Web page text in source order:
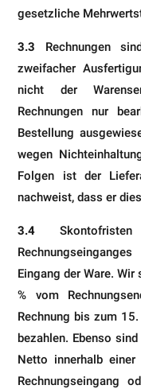
gesetzliche
3.3 Rechnungen
zweifacher
nicht der
Rechnungen nur
Bestellung
wegen
Folgen ist der
nachweist, dass er
3.4
Eingang der Ware.
% vom
Rechnung bis zum
bezahlen. Ebenso
Netto innerhalb
Rechnungseingang